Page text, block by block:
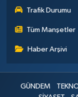
Trafik Durumu
Tüm Manşetler
Haber Arşivi
GÜNDEM